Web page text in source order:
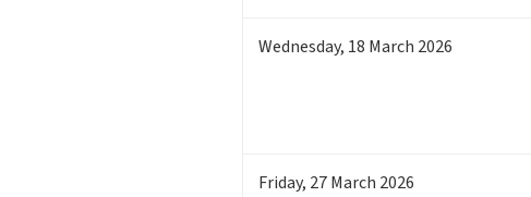
Wednesday, 18 March 2026
Friday, 27March 2026